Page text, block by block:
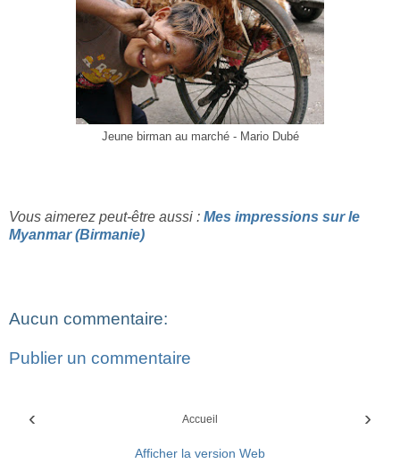
Jeune birman au marché - Mario Dubé
Vous aimerez peut-être aussi : Mes impressions sur le
Myanmar (Birmanie)
Aucun commentaire:
Publier un commentaire
‹ ›
Accueil
Afficher la version Web